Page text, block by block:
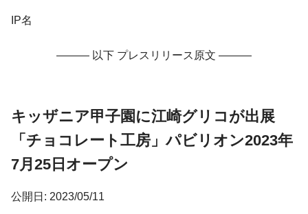
IP名
——— 以下 プレスリリース原文 ———
キッザニア甲子園に江崎グリコが出展
「チョコレート工房」パビリオン2023年
7月25日オープン
公開日: 2023/05/11